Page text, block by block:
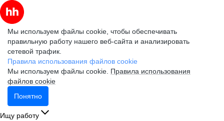
Мы используем файлы cookie, чтобы обеспечивать
правильную работу нашего веб-сайта и анализировать
сетевой трафик.
Правила использования файлов cookie
Мы используем файлы cookie. Правила использования
файлов cookie
Понятно
Ищу работу